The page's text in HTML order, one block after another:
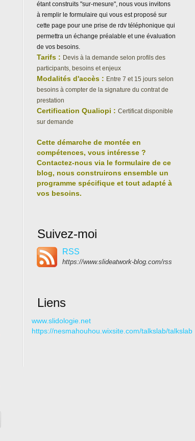
étant construits "sur-mesure", nous vous invitons
à remplir le formulaire qui vous est proposé sur
cette page pour une prise de rdv téléphonique qui
permettra un échange préalable et une évaluation
de vos besoins.
Tarifs : Devis à la demande selon profils des
participants, besoins et enjeux
Modalités d'accès : Entre 7 et 15 jours selon
besoins à compter de la signature du contrat de
prestation
Certification Qualiopi : Certificat disponible
sur demande
Cette démarche de montée en
compétences, vous intéresse ?
Contactez-nous via le formulaire de ce
blog, nous construirons ensemble un
programme spécifique et tout adapté à
vos besoins.
Suivez-moi
RSS
https://www.slideatwork-blog.com/rss
Liens
www.slidologie.net
https://nesmahouhou.wixsite.com/talkslab/talkslab